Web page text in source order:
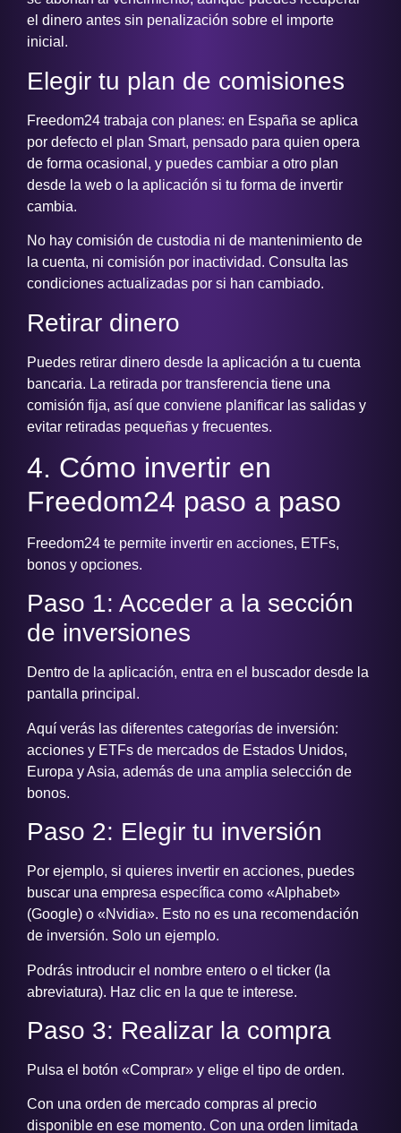
el dinero antes sin penalización sobre el importe
inicial.
Elegir tu plan de comisiones
Freedom24 trabaja con planes: en España se aplica
por defecto el plan Smart, pensado para quien opera
de forma ocasional, y puedes cambiar a otro plan
desde la web o la aplicación si tu forma de invertir
cambia.
No hay comisión de custodia ni de mantenimiento de
la cuenta, ni comisión por inactividad. Consulta las
condiciones actualizadas por si han cambiado.
Retirar dinero
Puedes retirar dinero desde la aplicación a tu cuenta
bancaria. La retirada por transferencia tiene una
comisión fija, así que conviene planificar las salidas y
evitar retiradas pequeñas y frecuentes.
4. Cómo invertir en
Freedom24 paso a paso
Freedom24 te permite invertir en acciones, ETFs,
bonos y opciones.
Paso 1: Acceder a la sección
de inversiones
Dentro de la aplicación, entra en el buscador desde la
pantalla principal.
Aquí verás las diferentes categorías de inversión:
acciones y ETFs de mercados de Estados Unidos,
Europa y Asia, además de una amplia selección de
bonos.
Paso 2: Elegir tu inversión
Por ejemplo, si quieres invertir en acciones, puedes
buscar una empresa específica como «Alphabet»
(Google) o «Nvidia». Esto no es una recomendación
de inversión. Solo un ejemplo.
Podrás introducir el nombre entero o el ticker (la
abreviatura). Haz clic en la que te interese.
Paso 3: Realizar la compra
Pulsa el botón «Comprar» y elige el tipo de orden.
Con una orden de mercado compras al precio
disponible en ese momento. Con una orden limitada